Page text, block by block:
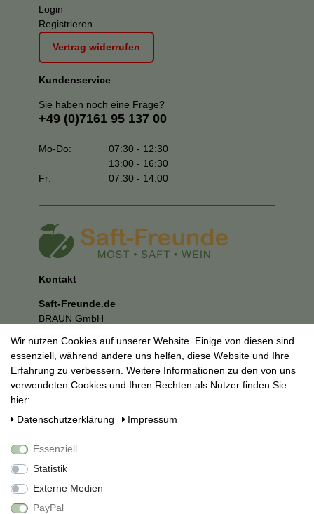
Login
Registrieren
Vertrag widerrufen
Kundenservice
Sie haben noch eine Frage?
+49 (0)7161 95 137 00
Mo-Do:
07:30 - 12:30
13:00 - 16:30
Fr:
07:30 - 14:00
Kontakt
Saft-Freunde.de
BRAUN GmbH
73037 Göppingen
E-Mail:mail@saft-freunde.de
Unternehmen
Impressum
Social Media
Wir nutzen Cookies auf unserer Website. Einige von diesen sind
essenziell, während andere uns helfen, diese Website und Ihre
Erfahrung zu verbessern. Weitere Informationen zu den von uns
verwendeten Cookies und Ihren Rechten als Nutzer finden Sie
hier:
Daten­schutz­erklärung
Impressum
Essenziell
Statistik
Externe Medien
PayPal